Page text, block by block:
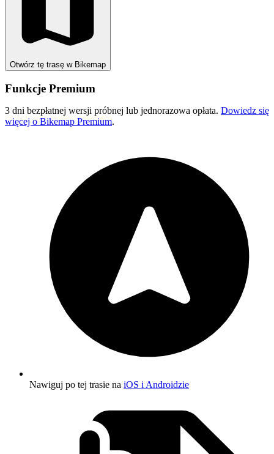
Otwórz tę trasę w Bikemap
Funkcje Premium
3 dni bezpłatnej wersji próbnej lub jednorazowa opłata. Dowiedz się
więcej o Bikemap Premium.
Nawiguj po tej trasie na iOS i Androidzie